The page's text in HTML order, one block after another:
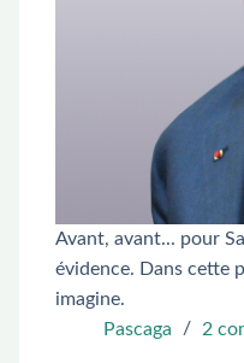
Avant, avant... pour
évidence. Dans cette
imagine.
Pascaga
2